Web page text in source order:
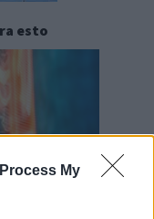
My
esto